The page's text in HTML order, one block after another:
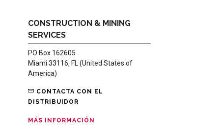
CONSTRUCTION & MINING
SERVICES
PO Box 162605
Miami 33116, FL (United States of
America)
CONTACTA CON EL
DISTRIBUIDOR
MÁS INFORMACIÓN